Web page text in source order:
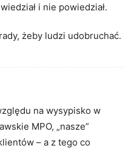
i nie powiedział.
żeby ludzi udobruchać.
na wysypisko w
MPO, „nasze”
– a z tego co